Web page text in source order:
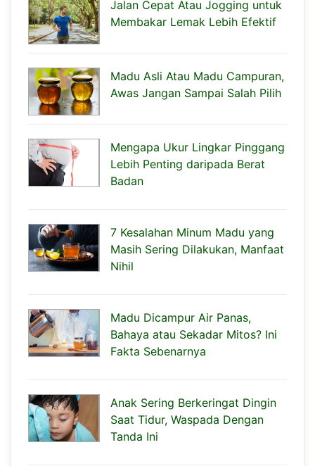
Jalan Cepat Atau Jogging untuk
Membakar Lemak Lebih Efektif
Madu Asli Atau Madu Campuran,
Awas Jangan Sampai Salah Pilih
Mengapa Ukur Lingkar Pinggang
Lebih Penting daripada Berat
Badan
7 Kesalahan Minum Madu yang
Masih Sering Dilakukan, Manfaat
Nihil
Madu Dicampur Air Panas,
Bahaya atau Sekadar Mitos? Ini
Fakta Sebenarnya
Anak Sering Berkeringat Dingin
Saat Tidur, Waspada Dengan
Tanda Ini